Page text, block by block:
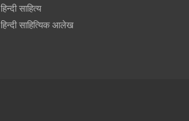
हिन्दी साहित्य
हिन्दी साहित्यिक आलेख